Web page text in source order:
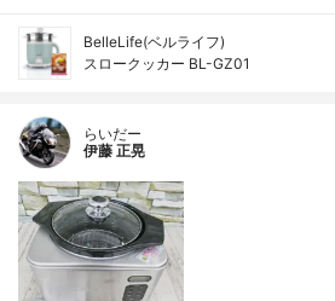
BelleLife(ベルライフ)
スロークッカー BL-GZ01
らいだー
伊藤 正晃